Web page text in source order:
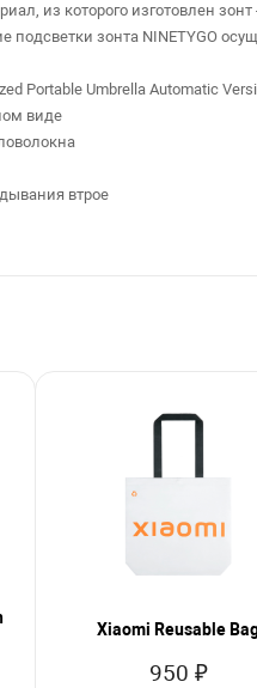
из которого изготовлен
подсветки зонта NINETYGO
Portable Umbrella Automatic
виде
втрое
Xiaomi Reusable
950 ₽